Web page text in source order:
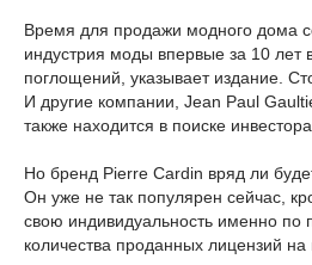
Время для продажи модного дома
индустрия моды впервые за 10 лет
поглощений, указывает издание.
И другие компании, Jean Paul
также находится в поиске инвестора.
Но бренд Pierre Cardin вряд ли
Он уже не так популярен сейчас,
свою индивидуальность именно по
количества проданных лицензий на